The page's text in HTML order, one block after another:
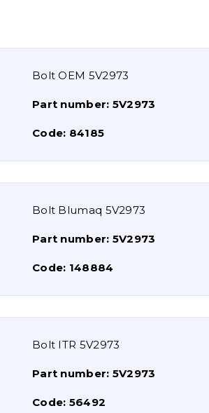
Bolt OEM 5V2973
Part number: 5V2973
Code: 84185
Bolt Blumaq 5V2973
Part number: 5V2973
Code: 148884
Bolt ITR 5V2973
Part number: 5V2973
Code: 56492